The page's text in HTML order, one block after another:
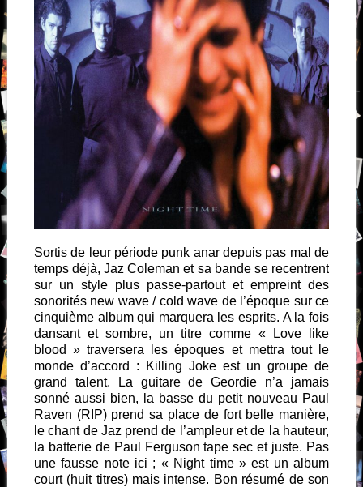
Sortis de leur période punk anar depuis pas mal de
temps déjà, Jaz Coleman et sa bande se recentrent
sur un style plus passe-partout et empreint des
sonorités new wave / cold wave de l’époque sur ce
cinquième album qui marquera les esprits. A la fois
dansant et sombre, un titre comme « Love like
blood » traversera les époques et mettra tout le
monde d’accord : Killing Joke est un groupe de
grand talent. La guitare de Geordie n’a jamais
sonné aussi bien, la basse du petit nouveau Paul
Raven (RIP) prend sa place de fort belle manière,
le chant de Jaz prend de l’ampleur et de la hauteur,
la batterie de Paul Ferguson tape sec et juste. Pas
une fausse note ici ; « Night time » est un album
court (huit titres) mais intense. Bon résumé de son